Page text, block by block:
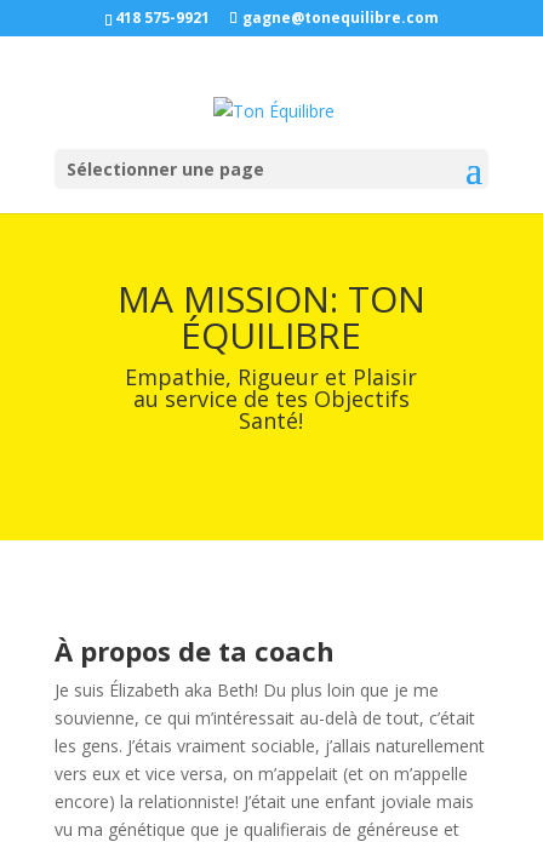
418 575-9921 gagne@tonequilibre.com
Sélectionner une page
MA MISSION: TON
ÉQUILIBRE
Empathie, Rigueur et Plaisir
au service de tes Objectifs
Santé!
À propos de ta coach
Je suis Élizabeth aka Beth! Du plus loin que je me
souvienne, ce qui m’intéressait au-delà de tout, c’était
les gens. J’étais vraiment sociable, j’allais naturellement
vers eux et vice versa, on m’appelait (et on m’appelle
encore) la relationniste! J’était une enfant joviale mais
vu ma génétique que je qualifierais de généreuse et